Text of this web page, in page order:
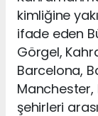
kimliğine
ifade eden
Görgel,
Barcelona,
şehirleri